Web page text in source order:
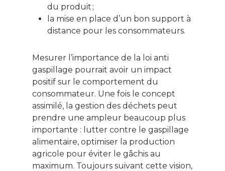
du produit ;
la mise en place d’un bon support à
distance pour les consommateurs.
Mesurer l’importance de la loi anti
gaspillage pourrait avoir un impact
positif sur le comportement du
consommateur. Une fois le concept
assimilé, la gestion des déchets peut
prendre une ampleur beaucoup plus
importante : lutter contre le gaspillage
alimentaire, optimiser la production
agricole pour éviter le gâchis au
maximum. Toujours suivant cette vision,